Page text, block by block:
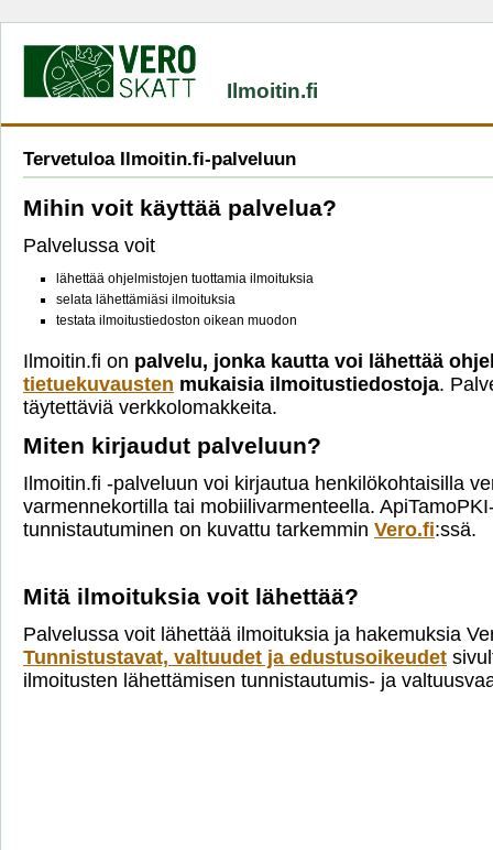
Ilmoitin.fi
Tervetuloa Ilmoitin.fi-palveluun
Mihin voit käyttää palvelua?
Palvelussa voit
lähettää ohjelmistojen tuottamia ilmoituksia
selata lähettämiäsi ilmoituksia
testata ilmoitustiedoston oikean muodon
Ilmoitin.fi on palvelu, jonka kautta voi lähettää
tietuekuvausten mukaisia ilmoitustiedostoja.
täytettäviä verkkolomakkeita.
Miten kirjaudut palveluun?
Ilmoitin.fi -palveluun voi kirjautua henkilökohtaisilla
varmennekortilla tai mobiilivarmenteella.
tunnistautuminen on kuvattu tarkemmin Vero.fi:ssä.
Mitä ilmoituksia voit lähettää?
Palvelussa voit lähettää ilmoituksia ja hakemuksia
Tunnistustavat, valtuudet ja edustusoikeudet
ilmoitusten lähettämisen tunnistautumis- ja